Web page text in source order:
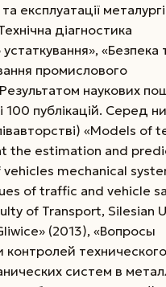
експлуатації
діагностика
«Безпека
промислового
наукових
100 публікацій. Серед
«Models of
the estimation and
mechanical
of traffic and vehicle
of Transport, Silesian
(2013), «Вопросы
технического
систем в